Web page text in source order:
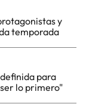
y
temporada
para
lo primero"